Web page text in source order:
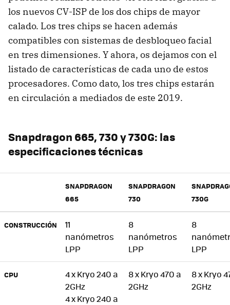
los nuevos CV-ISP de los dos chips de mayor
calado. Los tres chips se hacen además
compatibles con sistemas de desbloqueo facial
en tres dimensiones. Y ahora, os dejamos con el
listado de características de cada uno de estos
procesadores. Como dato, los tres chips estarán
en circulación a mediados de este 2019.
Snapdragon 665, 730 y 730G: las
especificaciones técnicas
SNAPDRAGON
665
SNAPDRAGON
730
730G
CONSTRUCCIÓN
11
nanómetros
LPP
8
nanómetros
LPP
8
LPP
CPU
4 x Kryo 240 a
2GHz
4 x Kryo 240 a
8 x Kryo 470 a
2GHz
8 x Kryo
2GHz